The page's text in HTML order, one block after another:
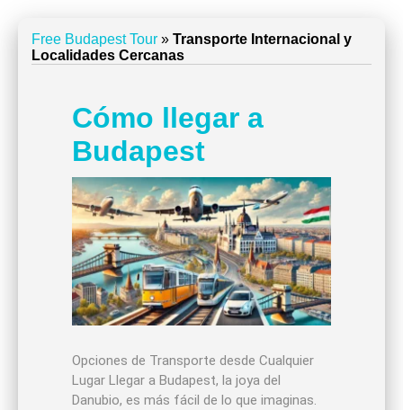
Free Budapest Tour » Transporte Internacional y
Localidades Cercanas
Cómo llegar a
Budapest
Opciones de Transporte desde Cualquier
Lugar Llegar a Budapest, la joya del
Danubio, es más fácil de lo que imaginas.